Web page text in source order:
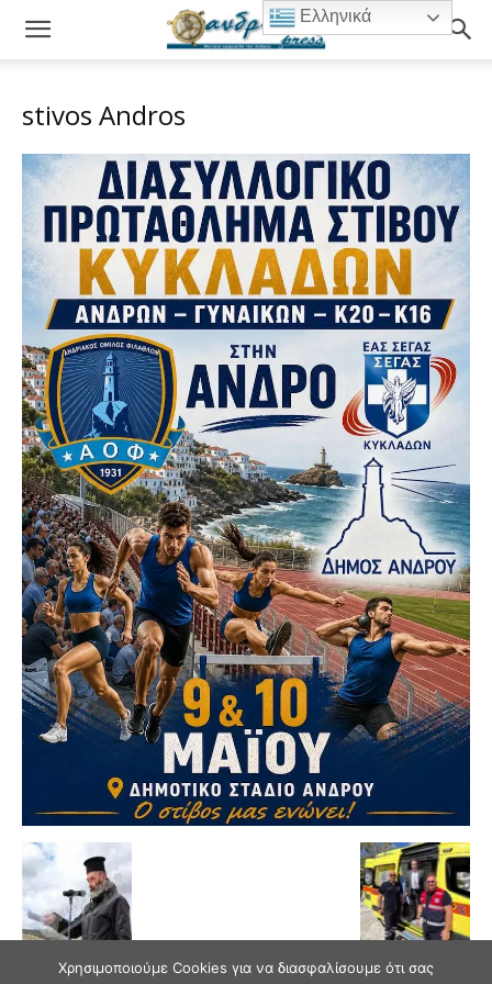
stivos Andros
Ελληνικά
Χρησιμοποιούμε Cookies για να διασφαλίσουμε ότι σας